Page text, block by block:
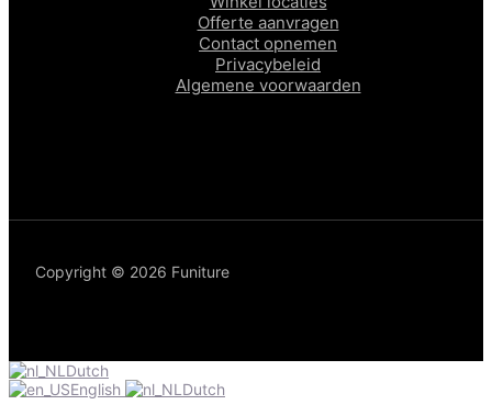
Offerte aanvragen
Contact opnemen
Privacybeleid
Algemene voorwaarden
Copyright © 2026 Funiture
Dutch
English
Dutch